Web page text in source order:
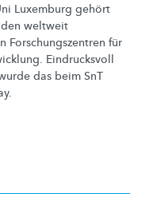
Luxemburg gehört
den weltweit
Forschungszentren für
Eindrucksvoll
das beim SnT